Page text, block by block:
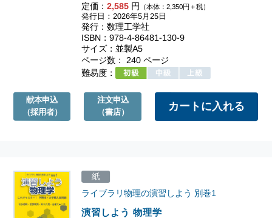
定価：2,585 円 （本体：2,350円＋税）
発行日：2026年5月25日
発行：数理工学社
ISBN：978-4-86481-130-9
サイズ：並製A5
ページ数： 240 ページ
難易度：
献本申込
（採用者）
注文申込
（書店）
演習しよう 物理学
ライブラリ物理の演習しよう 別巻1
紙